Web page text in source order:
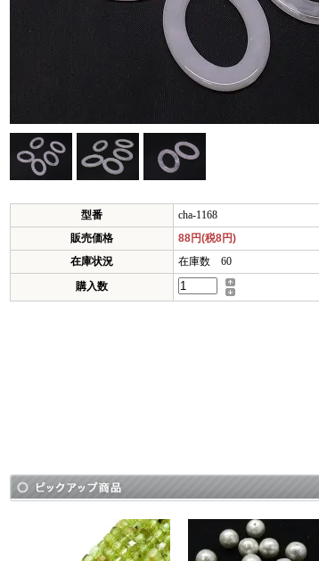
型番
cha-1168
販売価格
88円(税8円)
在庫状況
在庫数 60
購入数